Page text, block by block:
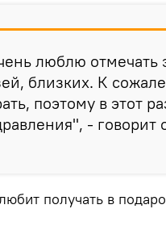
люблю отмечать
близких. К
поэтому в этот
- говорит
получать в